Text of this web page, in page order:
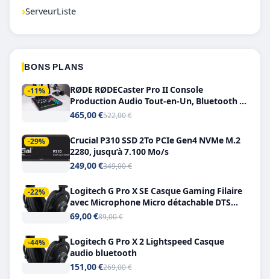
›ServeurListe
BONS PLANS
-11%
RØDE RØDECaster Pro II Console
Production Audio Tout-en-Un, Bluetooth et
Double USB-C
465,00 €522,00 €
-29%
Crucial P310 SSD 2To PCIe Gen4 NVMe M.2
2280, jusqu’à 7.100 Mo/s
249,00 €349,00 €
-22%
Logitech G Pro X SE Casque Gaming Filaire
avec Microphone Micro détachable DTS
Headphone X 7.1
69,00 €89,00 €
-44%
Logitech G Pro X 2 Lightspeed Casque
audio bluetooth
151,00 €269,00 €